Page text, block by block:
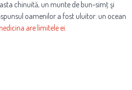
chinuită, un munte de bun-simţ şi
oamenilor a fost uluitor: un ocean
are limitele ei.